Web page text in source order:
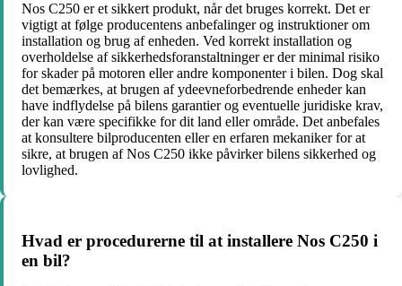
Nos C250 er et sikkert produkt, når det bruges korrekt. Det er
vigtigt at følge producentens anbefalinger og instruktioner om
installation og brug af enheden. Ved korrekt installation og
overholdelse af sikkerhedsforanstaltninger er der minimal risiko
for skader på motoren eller andre komponenter i bilen. Dog skal
det bemærkes, at brugen af ydeevneforbedrende enheder kan
have indflydelse på bilens garantier og eventuelle juridiske krav,
der kan være specifikke for dit land eller område. Det anbefales
at konsultere bilproducenten eller en erfaren mekaniker for at
sikre, at brugen af Nos C250 ikke påvirker bilens sikkerhed og
lovlighed.
Hvad er procedurerne til at installere Nos C250 i
en bil?